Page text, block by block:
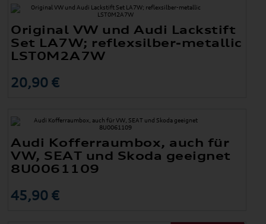
Original VW und Audi Lackstift
Set LA7W; reflexsilber-metallic
LST0M2A7W
20,90 €
Audi Kofferraumbox, auch für
VW, SEAT und Skoda geeignet
8U0061109
45,90 €